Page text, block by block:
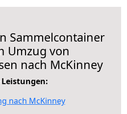
Sammelcontainer
Umzug von
nach McKinney
Leistungen:
nach McKinney